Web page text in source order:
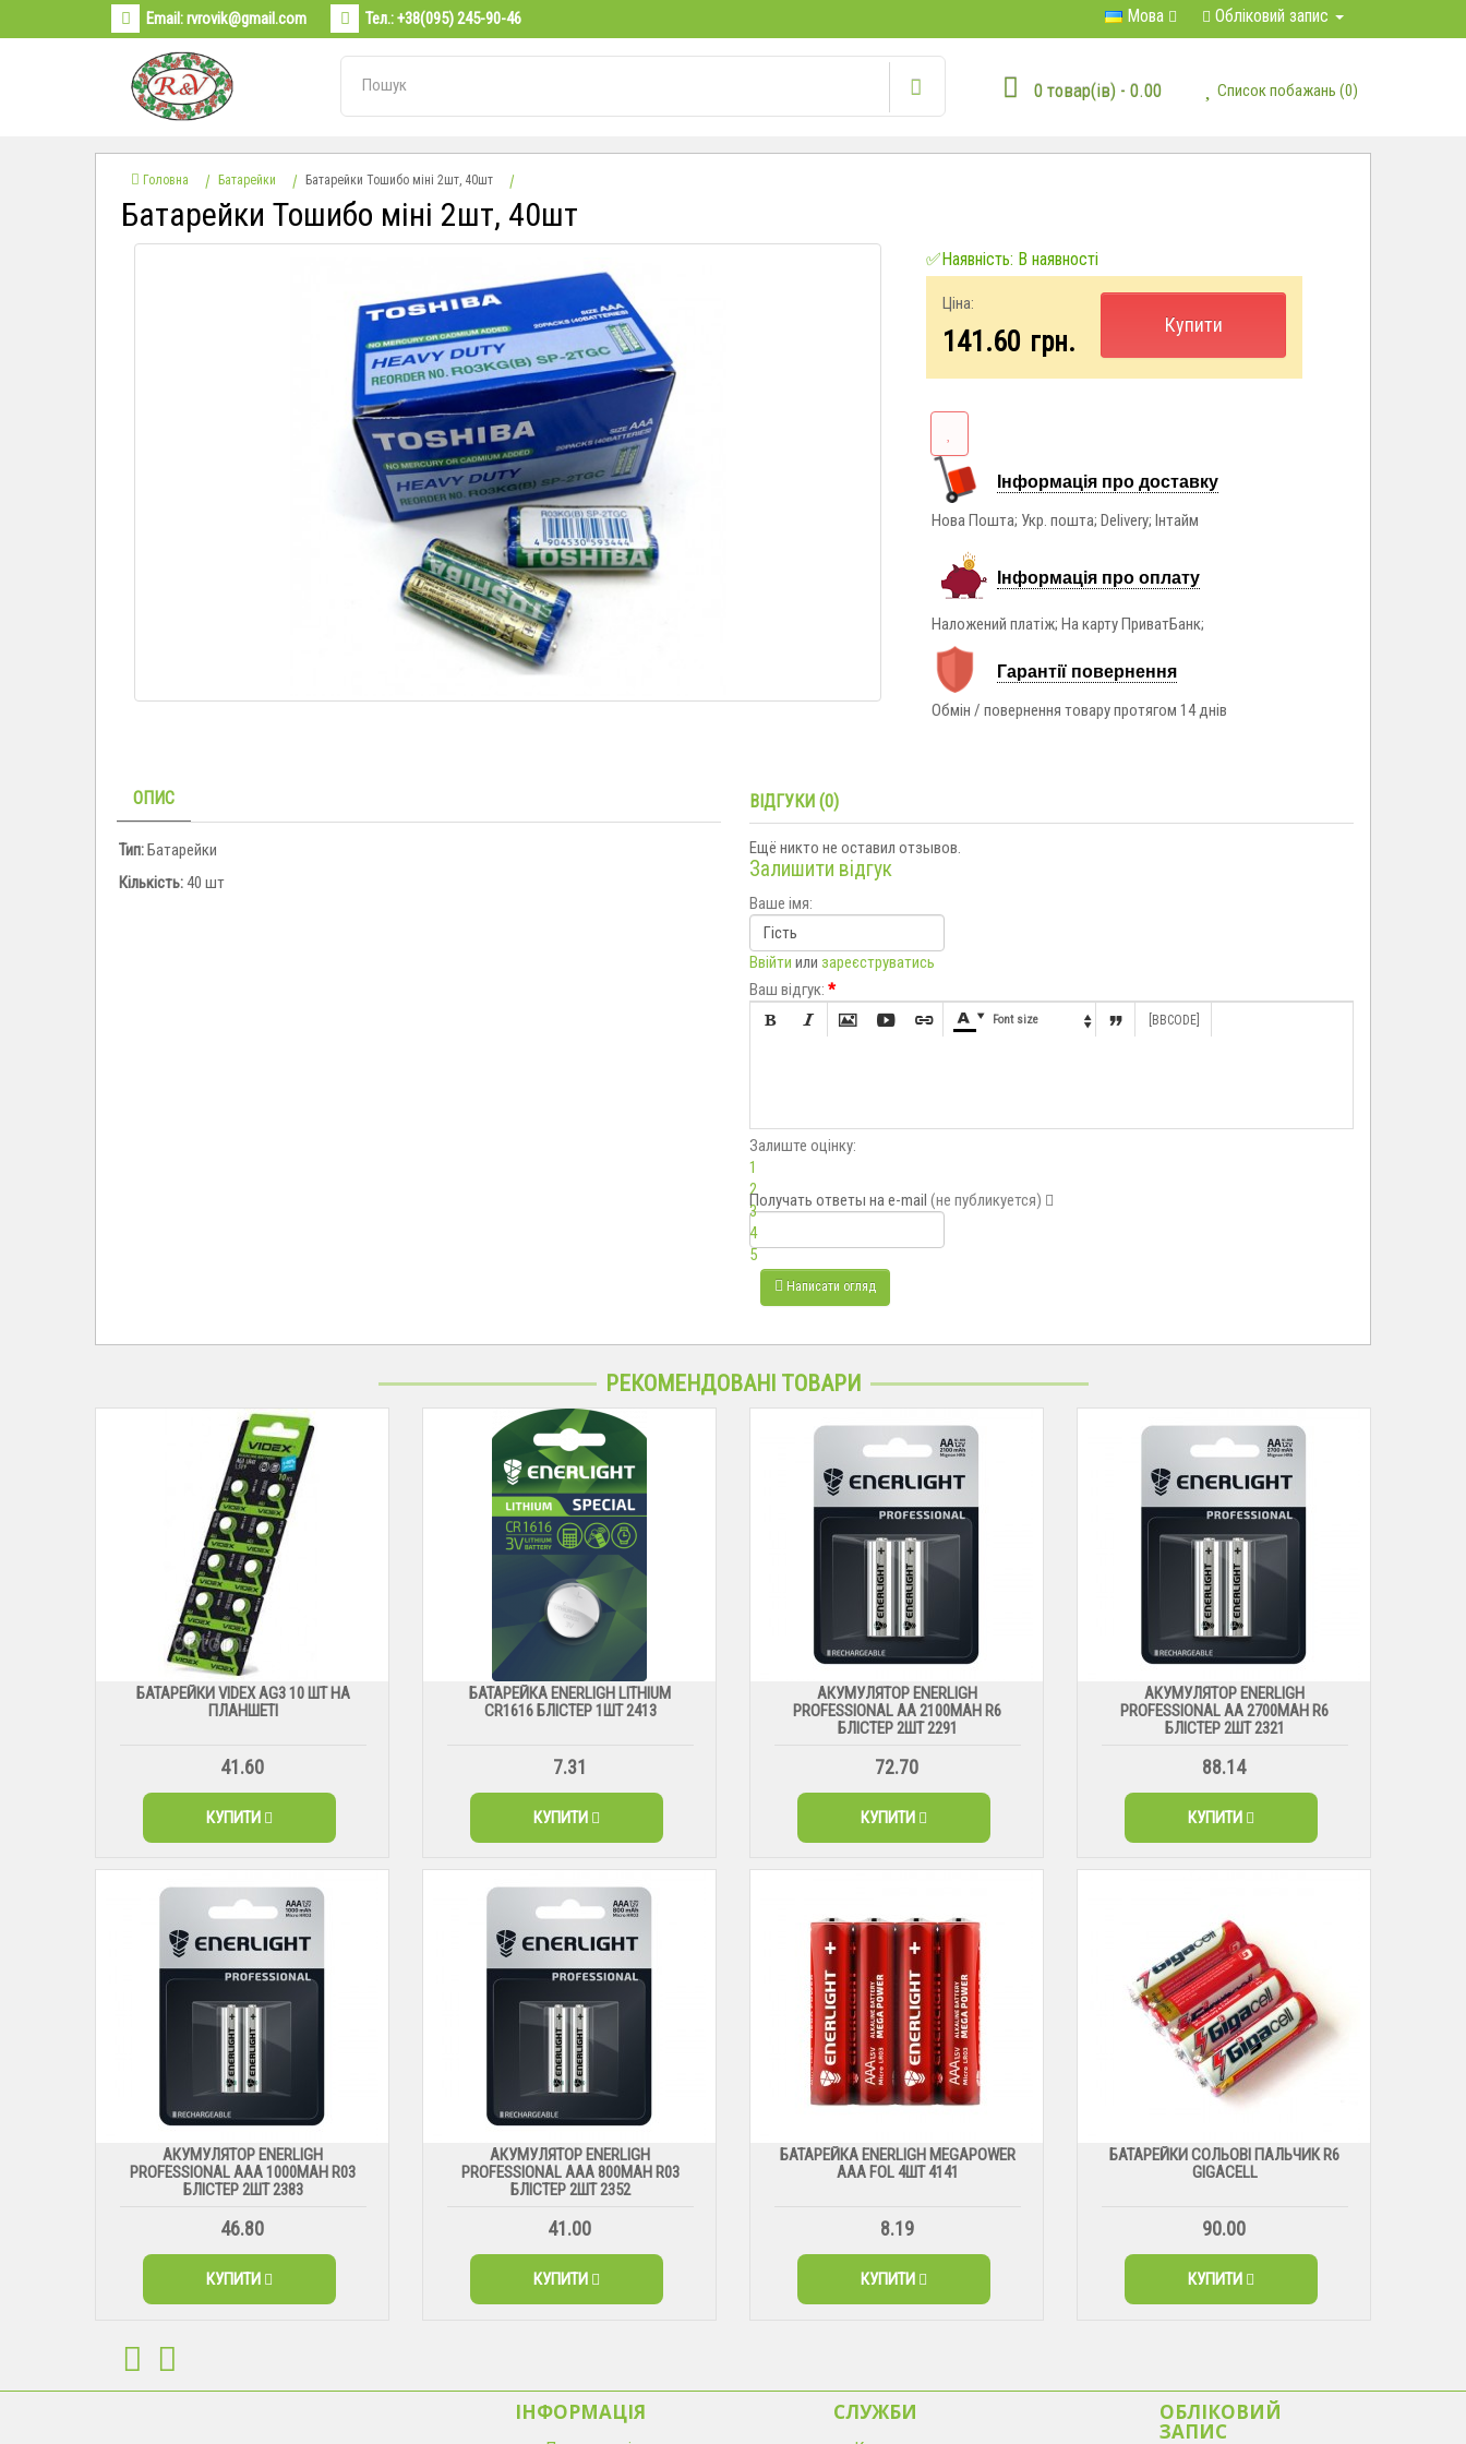
Email:rvrovik@gmail.com Тел.:+38(095) 245-90-46 Мова Обліковий запис
0 товар(ів) - 0.00 Список побажань (0)
Головна Батарейки Батарейки Тошибо міні 2шт, 40шт
Батарейки Тошибо міні 2шт, 40шт
✅Наявність: В наявності
Ціна:
141.60 грн.
Купити
Інформація про доставку
Нова Пошта; Укр. пошта; Delivery; Інтайм
Інформація про оплату
Наложений платіж; На карту ПриватБанк;
Гарантії повернення
Обмін / повернення товару протягом 14 днів
ОПИС
Тип: Батарейки
Кількість:40 шт
ВІДГУКИ (0)
Ещё никто не оставил отзывов.
Залишити відгук
Ваше імя:
Ввійти или зареєструватись
Ваш відгук: *

      Font size   [BBCODE]
Залиште оцінку:
1
2
3
4
5
Получать ответы на e-mail (не публикуется)
Написати огляд
РЕКОМЕНДОВАНІ ТОВАРИ
БАТАРЕЙКИ VIDEX AG3 10 ШТ НА
ПЛАНШЕТІ
41.60
КУПИТИ
БАТАРЕЙКА ENERLIGH LITHIUM
CR1616 БЛІСТЕР 1ШТ 2413
7.31
КУПИТИ
АКУМУЛЯТОР ENERLIGH
PROFESSIONAL AA 2100MAH R6
БЛІСТЕР 2ШТ 2291
72.70
КУПИТИ
АКУМУЛЯТОР ENERLIGH
PROFESSIONAL AA 2700MAH R6
БЛІСТЕР 2ШТ 2321
88.14
КУПИТИ
АКУМУЛЯТОР ENERLIGH
PROFESSIONAL AAA 1000MAH R03
БЛІСТЕР 2ШТ 2383
46.80
КУПИТИ
АКУМУЛЯТОР ENERLIGH
PROFESSIONAL AAA 800MAH R03
БЛІСТЕР 2ШТ 2352
41.00
КУПИТИ
БАТАРЕЙКА ENERLIGH MEGAPOWER
ААА FOL 4ШТ 4141
8.19
КУПИТИ
БАТАРЕЙКИ СОЛЬОВІ ПАЛЬЧИК R6
GIGACELL
90.00
КУПИТИ
ІНФОРМАЦІЯ CЛУЖБИ ОБЛІКОВИЙ
ЗАПИС